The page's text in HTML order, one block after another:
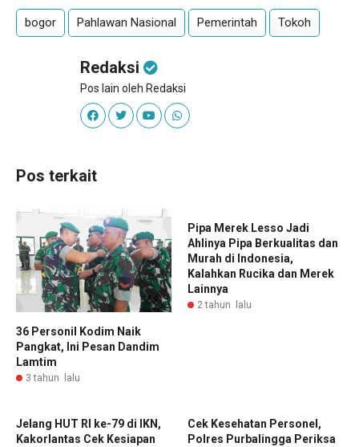
bogor Pahlawan Nasional Pemerintah Tokoh
Redaksi
Pos lain oleh Redaksi
Pos terkait
36 Personil Kodim Naik
Pangkat, Ini Pesan Dandim
Lamtim
3 tahun lalu
Pipa Merek Lesso Jadi
Ahlinya Pipa Berkualitas dan
Murah di Indonesia,
Kalahkan Rucika dan Merek
Lainnya
2 tahun lalu
Jelang HUT RI ke-79 di IKN,
Kakorlantas Cek Kesiapan
Cek Kesehatan Personel,
Polres PurbaIingga Periksa